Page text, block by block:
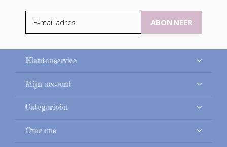
ABONNEER
Klantenservice
Mijn account
Categorieën
Over ons